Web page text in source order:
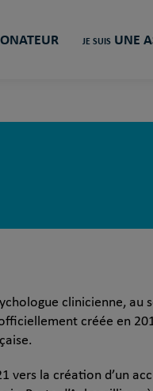
JE SUIS UNE
clinicienne, au
créée en
vers la création d’un